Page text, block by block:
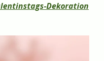
Dekoration